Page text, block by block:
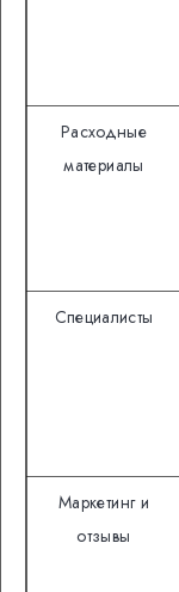
Расходные
материалы
Специалисты
Маркетинг и
отзывы